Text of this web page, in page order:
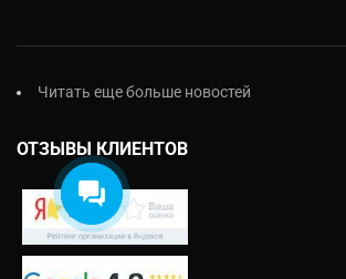
- Обработка балок
Читать еще больше новостей
ОТЗЫВЫ КЛИЕНТОВ